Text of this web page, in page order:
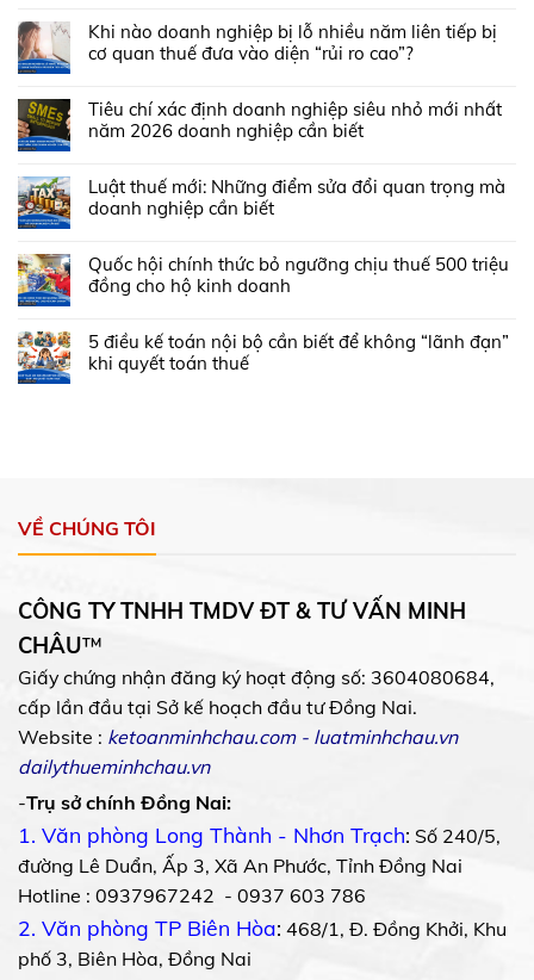
Khi nào doanh nghiệp bị lỗ nhiều năm liên tiếp bị
cơ quan thuế đưa vào diện “rủi ro cao”?
Tiêu chí xác định doanh nghiệp siêu nhỏ mới nhất
năm 2026 doanh nghiệp cần biết
Luật thuế mới: Những điểm sửa đổi quan trọng mà
doanh nghiệp cần biết
Quốc hội chính thức bỏ ngưỡng chịu thuế 500 triệu
đồng cho hộ kinh doanh
5 điều kế toán nội bộ cần biết để không “lãnh đạn”
khi quyết toán thuế
VỀ CHÚNG TÔI
CÔNG TY TNHH TMDV ĐT & TƯ VẤN MINH
CHÂU™
Giấy chứng nhận đăng ký hoạt động số: 3604080684,
cấp lần đầu tại Sở kế hoạch đầu tư Đồng Nai.
Website : ketoanminhchau.com- luatminhchau.vn
dailythueminhchau.vn
-Trụ sở chính Đồng Nai:
1. Văn phòng Long Thành - Nhơn Trạch: Số 240/5,
đường Lê Duẩn, Ấp 3, Xã An Phước, Tỉnh Đồng Nai
Hotline : 0937967242 - 0937 603 786
2. Văn phòng TP Biên Hòa: 468/1, Đ. Đồng Khởi, Khu
phố 3, Biên Hòa, Đồng Nai